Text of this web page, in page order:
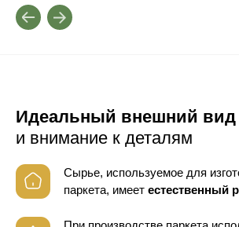
Идеальный внешний вид
и внимание к деталям
Сырье, используемое для
паркета, имеет естественный